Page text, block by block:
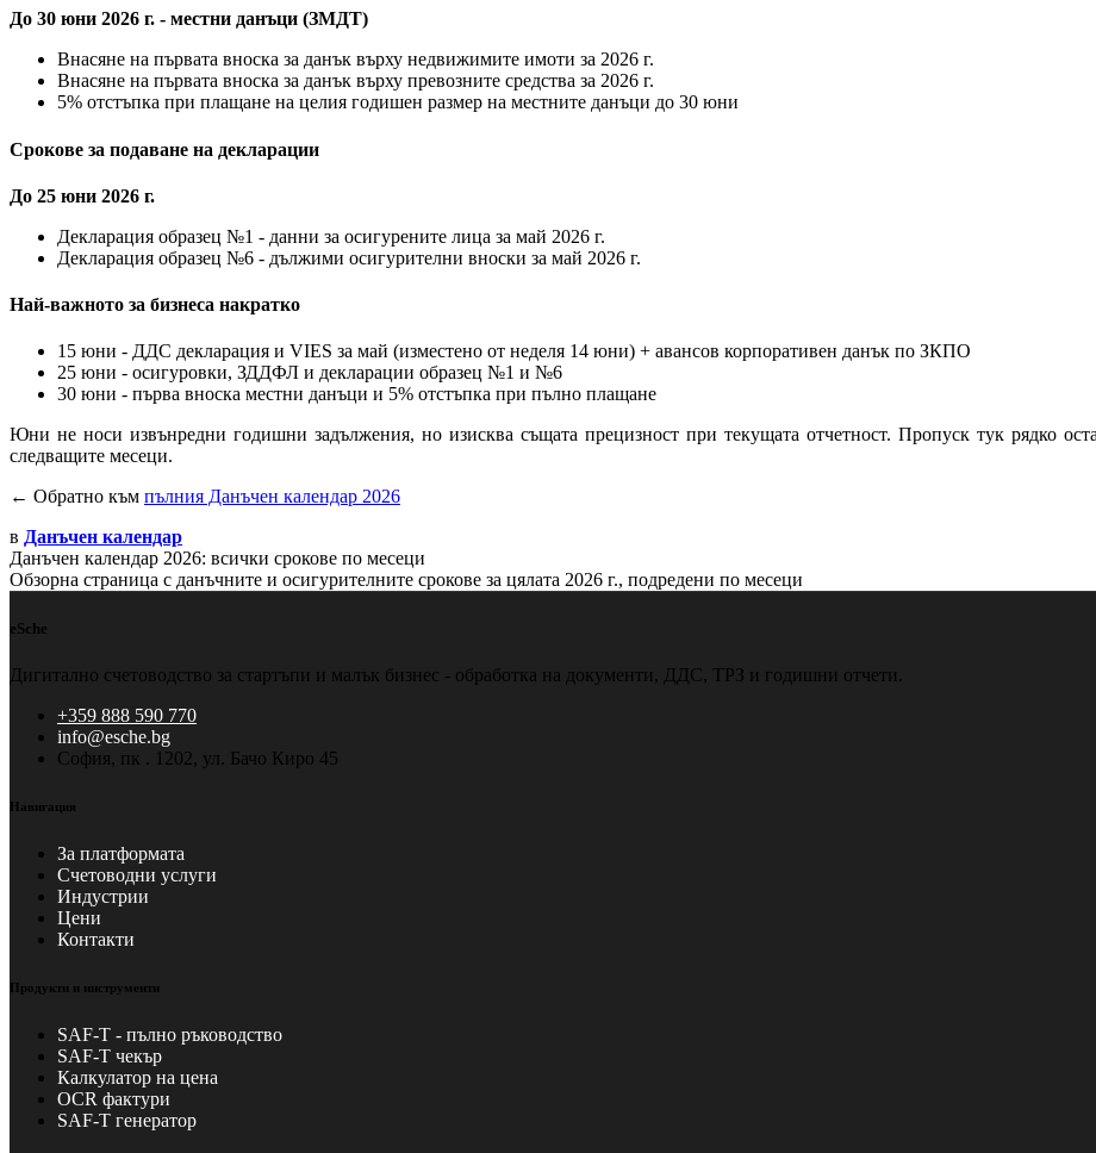
До 30 юни 2026 г. - местни данъци (ЗМДТ)
Внасяне на първата вноска за данък върху недвижимите имоти за 2026 г.
Внасяне на първата вноска за данък върху превозните средства за 2026 г.
5% отстъпка при плащане на целия годишен размер на местните данъци до 30 юни
Срокове за подаване на декларации
До 25 юни 2026 г.
Декларация образец №1 - данни за осигурените лица за май 2026 г.
Декларация образец №6 - дължими осигурителни вноски за май 2026 г.
Най-важното за бизнеса накратко
15 юни - ДДС декларация и VIES за май (изместено от неделя 14 юни) + авансов корпоративен данък по ЗКПО
25 юни - осигуровки, ЗДДФЛ и декларации образец №1 и №6
30 юни - първа вноска местни данъци и 5% отстъпка при пълно плащане
Юни не носи извънредни годишни задължения, но изисква същата прецизност при текущата отчетност. Пропуск тук рядко
следващите месеци.
← Обратно към пълния Данъчен календар 2026
в Данъчен календар
Данъчен календар 2026: всички срокове по месеци
Обзорна страница с данъчните и осигурителните срокове за цялата 2026 г., подредени по месеци
eSche
Дигитално счетоводство за стартъпи и малък бизнес - обработка на документи, ДДС, ТРЗ и годишни отчети.
+359 888 590 770
info@esche.bg
София, пк . 1202, ул. Бачо Киро 45
Навигация
За платформата
Счетоводни услуги
Индустрии
Цени
Контакти
Продукти и инструменти
SAF-T - пълно ръководство
SAF-T чекър
Калкулатор на цена
OCR фактури
SAF-T генератор